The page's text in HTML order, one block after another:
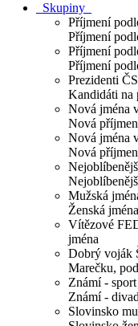
Skupiny
Příjmení
Příjmení
Příjmení
Příjmení
Prezidenti
Kandidáti na
Nová jména
Nová
Nová jména
Nová
Mužská
Ženská
Vítězové
jména
Dobrý voják
Marečku,
Známí - sport
Známí -
Slovinsko